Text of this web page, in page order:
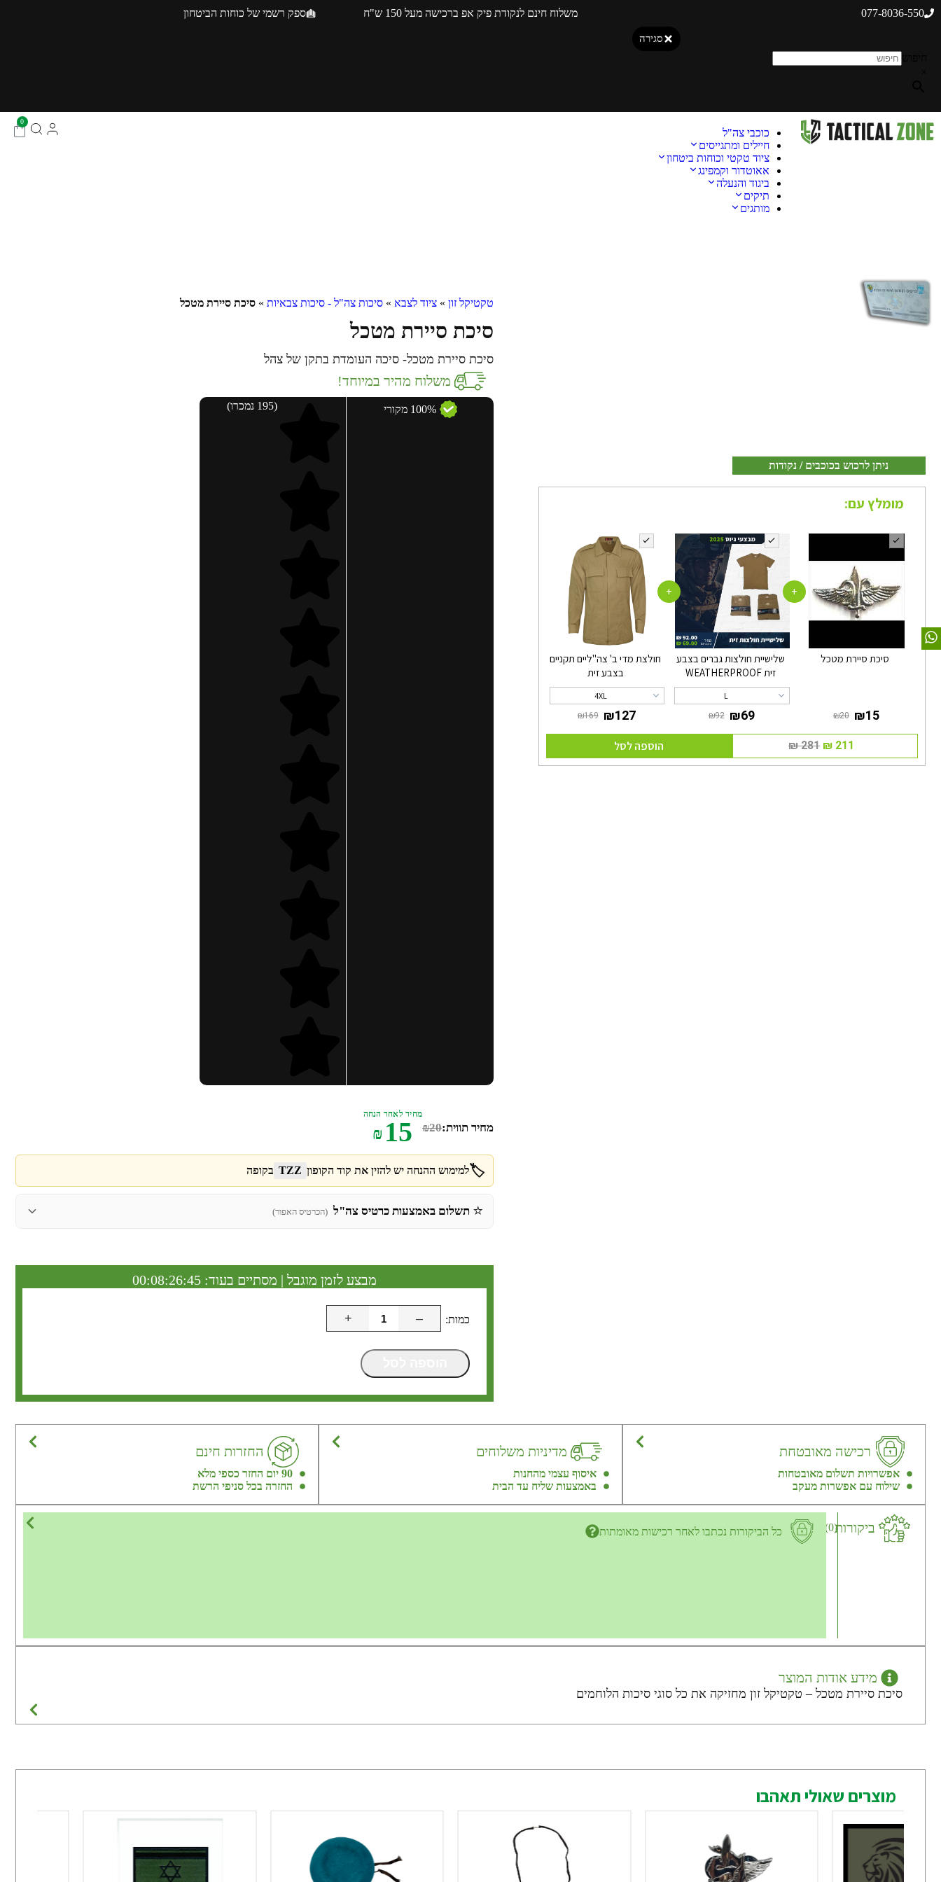
077-8036-550 משלוח חינם לנקודת פיק אפ ברכישה מעל 150 ש"ח ספק רשמי של כוחות הביטחון
סגירה
כוכבי צה"ל
חיילים ומתגייסים
ציוד טקטי וכוחות ביטחון
אאוטדור וקמפינג
ביגוד והנעלה
תיקים
מותגים
0
ניתן לרכוש בכוכבים / נקודות
מומלץ עם:
סיכת סיירת מטכל
‏20 ₪ ‏15 ₪
+
שלישיית חולצות גברים בצבע
זית WEATHERPROOF
L
‏92 ₪ ‏69 ₪
+
חולצת מדי ב' צה"ליים תקניים
בצבע זית
4XL
‏169 ₪ ‏127 ₪
‏281 ₪ הוספה לסל
טקטיקל זון » ציוד לצבא » סיכות צה"ל - סיכות צבאיות » סיכת סיירת מטכל
סיכת סיירת מטכל
סיכת סיירת מטכל- סיכה העומדת בתקן של צהל
משלוח מהיר במיוחד!
100% מקורי (195 נמכרו)
מחיר תווית: ₪20
מחיר לאחר הנחה
₪ 15
🏷️למימוש ההנחה יש להזין את קוד הקופון TZZ בקופה
⭐ תשלום באמצעות כרטיס צה"ל (הכרטיס האפור)
מבצע לזמן מוגבל | מסתיים בעוד: 00:08:26:44
–
+
רכישה מאובטחת
אפשרויות תשלום מאובטחות
שילוח עם אפשרות מעקב
מדיניות משלוחים
איסוף עצמי מהחנות
באמצעות שליח עד הבית
החזרות חינם
90 יום החזר כספי מלא
החזרה בכל סניפי הרשת
ביקורות(0) כל הביקורות נכתבו לאחר רכישות מאומתות
מידע אודות המוצר
סיכת סיירת מטכל – טקטיקל זון מחזיקה את כל סוגי סיכות הלוחמים
מוצרים שאולי תאהבו